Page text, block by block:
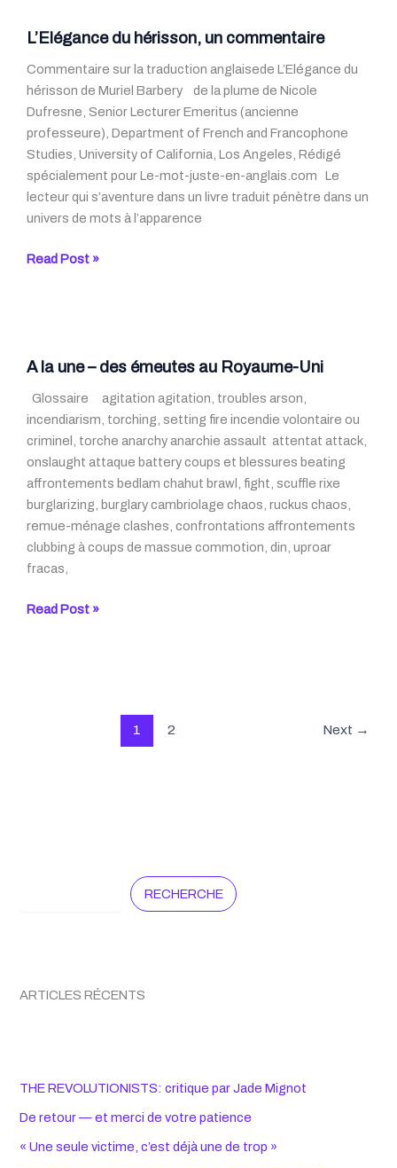
du
de
La
Joconde
L’Elégance du hérisson, un commentaire
Commentaire sur la traduction anglaisede L’Elégance du
hérisson de Muriel Barbery de la plume de Nicole
Dufresne, Senior Lecturer Emeritus (ancienne
professeure), Department of French and Francophone
Studies, University of California, Los Angeles, Rédigé
spécialement pour Le-mot-juste-en-anglais.com Le
lecteur qui s’aventure dans un livre traduit pénètre dans un
univers de mots à l’apparence
L’Elégance
Read Post »
A la une – des émeutes au Royaume-Uni
Glossaire agitation agitation, troubles arson,
incendiarism, torching, setting fire incendie volontaire ou
criminel, torche anarchy anarchie assault attentat attack,
onslaught attaque battery coups et blessures beating
affrontements bedlam chahut brawl, fight, scuffle rixe
burglarizing, burglary cambriolage chaos, ruckus chaos,
remue-ménage clashes, confrontations affrontements
clubbing à coups de massue commotion, din, uproar
fracas,
A
Read Post »
1 2 Next →
RECHERCHE
ARTICLES RÉCENTS
THE REVOLUTIONISTS: critique par Jade Mignot
De retour — et merci de votre patience
« Une seule victime, c’est déjà une de trop »